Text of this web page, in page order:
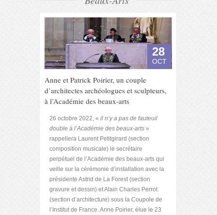
28
OCT
Anne et Patrick Poirier, un couple
d’architectes archéologues et sculpteurs,
à l’Académie des beaux-arts
26 octobre 2022, « il n’y a pas de fauteuil
double à l’Académie des beaux-arts »
rappellera Laurent Petitgirard (section
composition musicale) le secrétaire
perpétuel de l’Académie des beaux-arts qui
veille sur la cérémonie d’installation avec la
présidente Astrid de La Forest (section
gravure et dessin) et Alain Charles Perrot
(section d’architecture) sous la Coupole de
l’Institut de France. Anne Poirier, élue le 23